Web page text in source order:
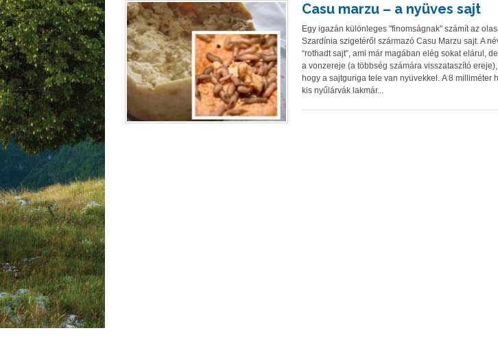
Casu marzu – a nyüves sajt
Egy igazán különleges "finomságnak" számít az
Szardínia szigetéről származó Casu Marzu sajt. A
“rothadt sajt”, ami már magában elég sokat elárul,
a vonzereje (a többség számára visszataszító
hogy a sajtguriga tele van nyüvekkel. A 8 milliméter
kis nyűlárvák lakmár...